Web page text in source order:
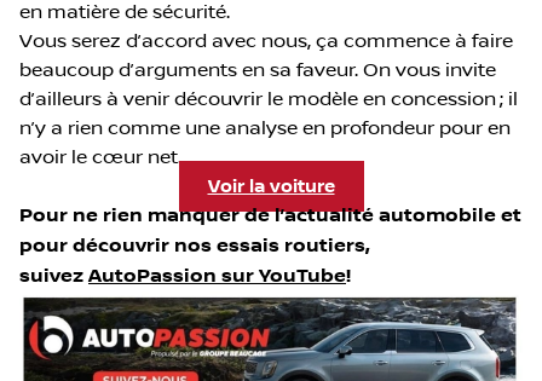
en matière de sécurité.
Vous serez d’accord avec nous, ça commence à faire
beaucoup d’arguments en sa faveur. On vous invite
d’ailleurs à venir découvrir le modèle en concession ; il
n’y a rien comme une analyse en profondeur pour en
avoir le cœur net.
Voir la voiture
Pour ne rien manquer de l’actualité automobile et
pour découvrir nos essais routiers,
suivez AutoPassion sur YouTube!